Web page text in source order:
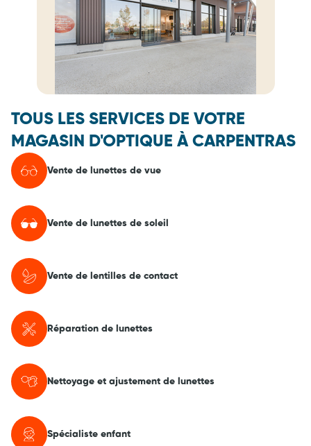
TOUS LES SERVICES DE VOTRE
MAGASIN D'OPTIQUE À CARPENTRAS
Vente de lunettes de vue
Vente de lunettes de soleil
Vente de lentilles de contact
Réparation de lunettes
Nettoyage et ajustement de lunettes
Spécialiste enfant